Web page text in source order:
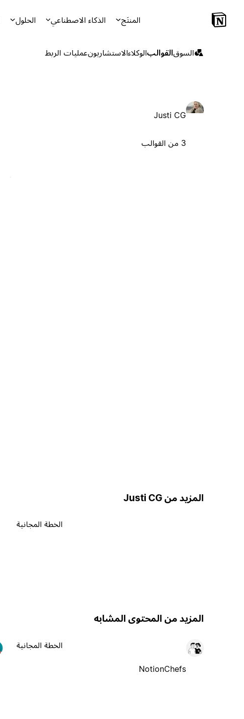
المنتَج الذكاء الاصطناعي الحلول
السوقالقوالبالوكلاءالاستشاريونعمليات الربط
Justi CG
3 من القوالب
المزيد من Justi CG
الخطة المجانية
المزيد من المحتوى المشابه
NotionChefs
الخطة المجانية